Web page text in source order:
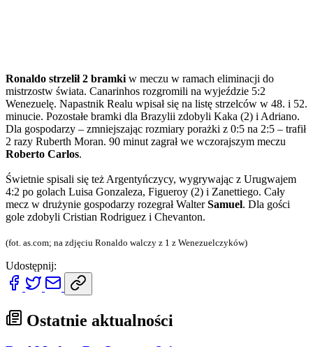
Ronaldo strzelił 2 bramki w meczu w ramach eliminacji do
mistrzostw świata. Canarinhos rozgromili na wyjeździe 5:2
Wenezuelę. Napastnik Realu wpisał się na listę strzelców w 48. i 52.
minucie. Pozostałe bramki dla Brazylii zdobyli Kaka (2) i Adriano.
Dla gospodarzy – zmniejszając rozmiary porażki z 0:5 na 2:5 – trafił
2 razy Ruberth Moran. 90 minut zagrał we wczorajszym meczu
Roberto Carlos.
Świetnie spisali się też Argentyńczycy, wygrywając z Urugwajem
4:2 po golach Luisa Gonzaleza, Figueroy (2) i Zanettiego. Cały
mecz w drużynie gospodarzy rozegrał WalterSamuel. Dla gości
gole zdobyli Cristian Rodriguez i Chevanton.
(fot. as.com; na zdjęciu Ronaldo walczy z 1 z Wenezuelczyków)
Udostępnij:
Ostatnie aktualności